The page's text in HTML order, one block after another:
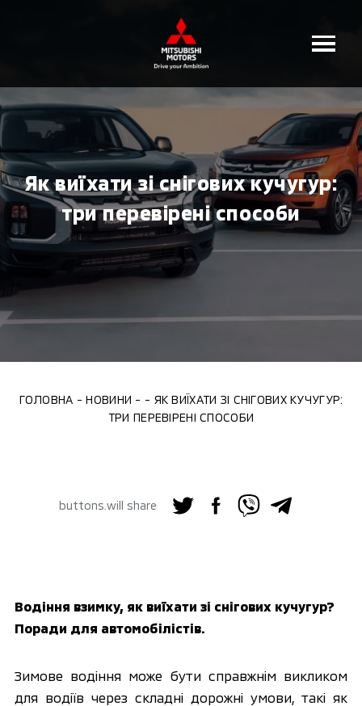
Як виїхати зі снігових кучугур:
три перевірені способи
ГОЛОВНА НОВИНИ
ЯК ВИЇХАТИ ЗІ СНІГОВИХ КУЧУГУР:
ТРИ ПЕРЕВІРЕНІ СПОСОБИ
buttons.will share
Водіння взимку, як виїхати зі снігових кучугур?
Поради для автомобілістів.
Зимове водіння може бути справжнім викликом
для водіїв через складні дорожні умови, такі як